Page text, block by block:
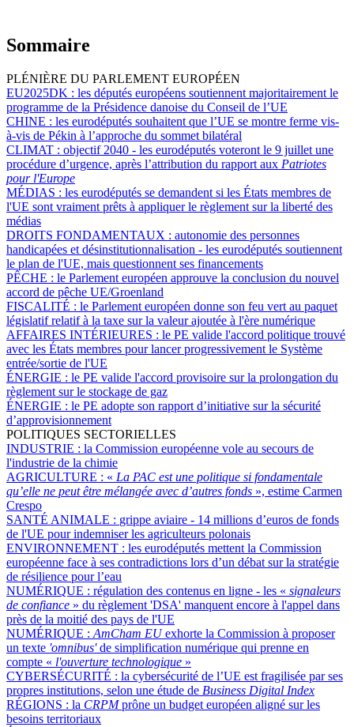
Sommaire
PLÉNIÈRE DU PARLEMENT EUROPÉEN
EU2025DK : les députés européens soutiennent majoritairement le
programme de la Présidence danoise du Conseil de l’UE
CHINE : les eurodéputés souhaitent que l’UE se montre ferme vis-
à-vis de Pékin à l’approche du sommet bilatéral
CLIMAT : objectif 2040 - les eurodéputés voteront le 9 juillet une
procédure d’urgence, après l’attribution du rapport aux Patriotes
pour l'Europe
MÉDIAS : les eurodéputés se demandent si les États membres de
l'UE sont vraiment prêts à appliquer le règlement sur la liberté des
médias
DROITS FONDAMENTAUX : autonomie des personnes
handicapées et désinstitutionnalisation - les eurodéputés soutiennent
le plan de l'UE, mais questionnent ses financements
PÊCHE : le Parlement européen approuve la conclusion du nouvel
accord de pêche UE/Groenland
FISCALITÉ : le Parlement européen donne son feu vert au paquet
législatif relatif à la taxe sur la valeur ajoutée à l'ère numérique
AFFAIRES INTÉRIEURES : le PE valide l'accord politique trouvé
avec les États membres pour lancer progressivement le Système
entrée/sortie de l'UE
ÉNERGIE : le PE valide l'accord provisoire sur la prolongation du
règlement sur le stockage de gaz
ÉNERGIE : le PE adopte son rapport d’initiative sur la sécurité
d’approvisionnement
POLITIQUES SECTORIELLES
INDUSTRIE : la Commission européenne vole au secours de
l'industrie de la chimie
AGRICULTURE : « La PAC est une politique si fondamentale
qu’elle ne peut être mélangée avec d’autres fonds », estime Carmen
Crespo
SANTÉ ANIMALE : grippe aviaire - 14 millions d’euros de fonds
de l'UE pour indemniser les agriculteurs polonais
ENVIRONNEMENT : les eurodéputés mettent la Commission
européenne face à ses contradictions lors d’un débat sur la stratégie
de résilience pour l’eau
NUMÉRIQUE : régulation des contenus en ligne - les « signaleurs
de confiance » du règlement 'DSA' manquent encore à l'appel dans
près de la moitié des pays de l'UE
NUMÉRIQUE : AmCham EUexhorte la Commission à proposer
un texte 'omnibus'de simplification numérique qui prenne en
compte « l'ouverture technologique »
CYBERSÉCURITÉ : la cybersécurité de l’UE est fragilisée par ses
propres institutions, selon une étude de Business Digital Index
RÉGIONS : la CRPMprône un budget européen aligné sur les
besoins territoriaux